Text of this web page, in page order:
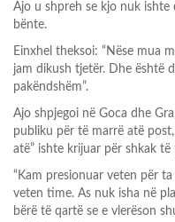
Ajo u shpreh se kjo nuk
bënte.
Einxhel theksoi: “Nëse mua
jam dikush tjetër. Dhe është
pakëndshëm”.
Ajo shpjegoi në Goca dhe
publiku për të marrë atë
atë” ishte krijuar për shkak
“Kam presionuar veten për
veten time. As nuk isha në
bërë të qartë se e vlerëson